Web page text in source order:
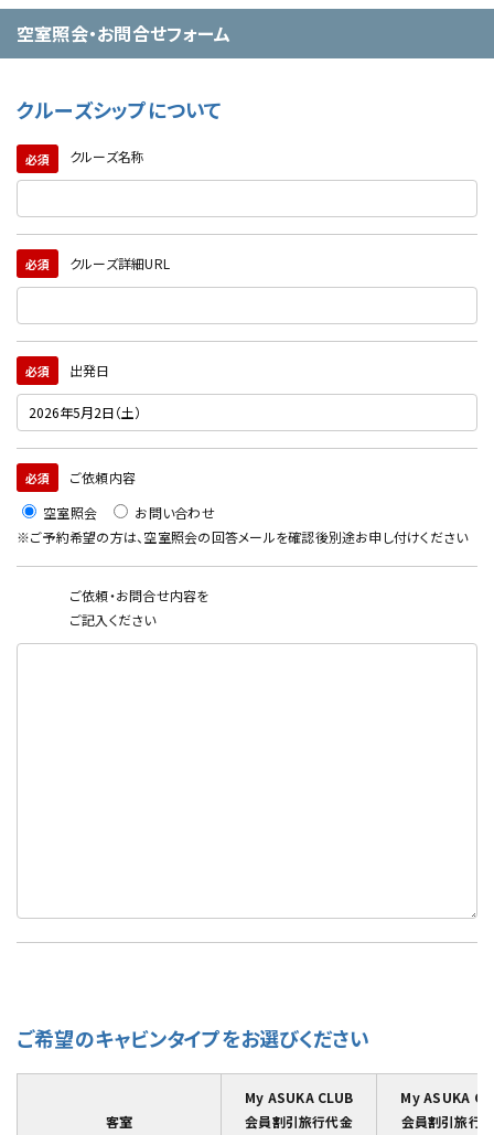
空室照会・お問合せフォーム
クルーズシップについて
必須 クルーズ名称
必須 クルーズ詳細URL
必須 出発日
必須
ご依頼内容
空室照会
お問い合わせ
※ご予約希望の方は、空室照会の回答メールを確認後別途お申し付けください
ご依頼・お問合せ内容を
ご記入ください
ご希望のキャビンタイプをお選びください
客室
My ASUKA CLUB
会員割引旅行代金
My ASUKA
会員割引旅行